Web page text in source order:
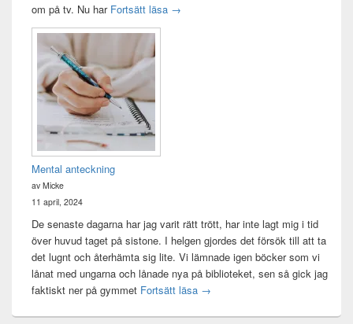
om på tv. Nu har Fortsätt läsa Sagan om ringen-maraton
→
Mental anteckning
av Micke
11 april, 2024
De senaste dagarna har jag varit rätt trött, har inte lagt mig i tid
över huvud taget på sistone. I helgen gjordes det försök till att ta
det lugnt och återhämta sig lite. Vi lämnade igen böcker som vi
lånat med ungarna och lånade nya på biblioteket, sen så gick jag
faktiskt ner på gymmet Fortsätt läsa Mental anteckning
→